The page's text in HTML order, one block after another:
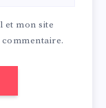
et mon site